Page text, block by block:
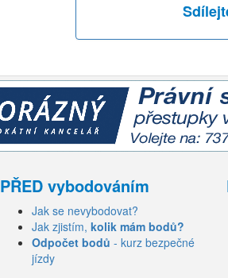
PŘED vybodováním
Jak se nevybodovat?
Jak zjistím, kolik mám bodů?
Odpočet bodů - kurz bezpečné
jízdy